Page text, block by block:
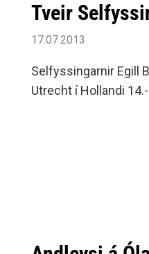
Tveir
17.07.2013
Selfyssingarnir Egill
Utrecht í Hollandi